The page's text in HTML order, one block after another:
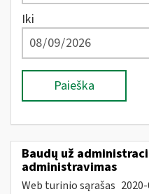
Iki
Paieška
Baudų už
administravimas
Web turinio sąrašas